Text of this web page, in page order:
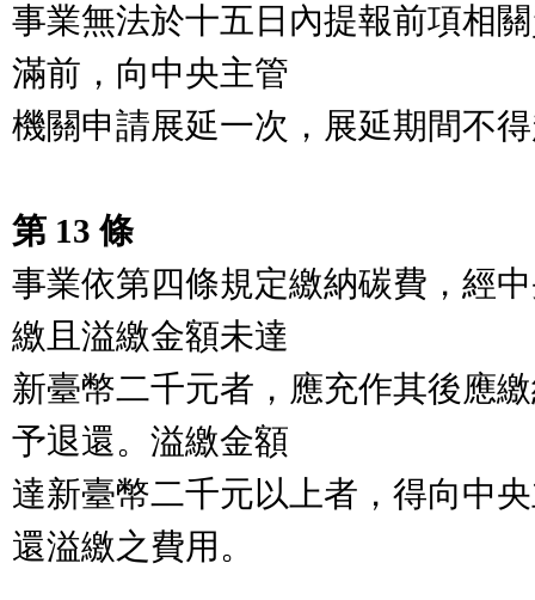
事業無法於十五日內提報前項相
滿前，向中央主管
機關申請展延一次，展延期間不
第 13 條
事業依第四條規定繳納碳費，經
繳且溢繳金額未達
新臺幣二千元者，應充作其後應
予退還。溢繳金額
達新臺幣二千元以上者，得向中
還溢繳之費用。